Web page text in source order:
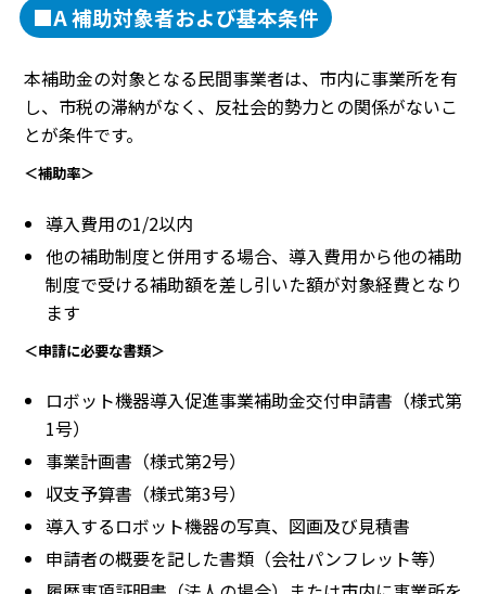
■A 補助対象者および基本条件
本補助金の対象となる民間事業者は、市内に事業所を有
し、市税の滞納がなく、反社会的勢力との関係がないこ
とが条件です。
＜補助率＞
導入費用の1/2以内
他の補助制度と併用する場合、導入費用から他の補助
制度で受ける補助額を差し引いた額が対象経費となり
ます
＜申請に必要な書類＞
ロボット機器導入促進事業補助金交付申請書（様式第
1号）
事業計画書（様式第2号）
収支予算書（様式第3号）
導入するロボット機器の写真、図画及び見積書
申請者の概要を記した書類（会社パンフレット等）